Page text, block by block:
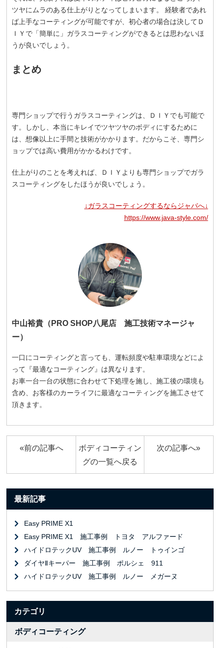
ツヤにムラのある仕上がりとなってしまいます。 経験者であれ
ば上手なコーティングが可能ですが、初心者の場合は決してＤ
ＩＹで「簡単に」ガラスコーティングができるとは思わないほ
うが良いでしょう。
まとめ
専門ショップで行うガラスコーティングは、ＤＩＹでも可能で
す。しかし、本当にキレイでツヤツヤのボディにするために
は、想像以上に手間と技術がかかります。だからこそ、専門シ
ョップでは高い費用がかかるわけです。
仕上がりのことを考えれば、ＤＩＹよりも専門ショップでガラ
スコーティングをしたほうが良いでしょう。
↓ガラスコーティングするならジャバへ↓
https://www.java-style.com/
中山裕貴（PRO SHOP八尾店 施工技術マネージャ
ー）
一口にコーティングと言っても、運転頻度や駐車環境などによ
って『最適なコーティング』は異なります。
お車一台一台の状態に合わせて下処理を施し、施工後の環境も
含め、お客様のカーライフに最適なコーティングを施工させて
頂きます。
«前の記事へ 次の記事へ»
ボディコーティン
グの一覧へ戻る
最新記事
Easy PRIME X1
Easy PRIME X1 施工事例 トヨタ アルファード
ハイドロテックUV 施工事例 ルノー トゥインゴ
ダイヤⅡキーパー 施工事例 ポルシェ 911
ハイドロテックUV 施工事例 ルノー メガーヌ
カテゴリ
ボディコーティング